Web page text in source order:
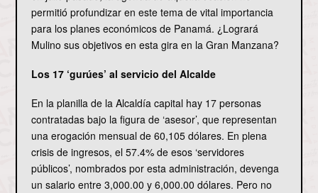
permitió profundizar en este tema de vital importancia
para los planes económicos de Panamá. ¿Logrará
Mulino sus objetivos en esta gira en la Gran Manzana?
Los 17 ‘gurúes’ al servicio del Alcalde
En la planilla de la Alcaldía capital hay 17 personas
contratadas bajo la figura de ‘asesor’, que representan
una erogación mensual de 60,105 dólares. En plena
crisis de ingresos, el 57.4% de esos ‘servidores
públicos’, nombrados por esta administración, devenga
un salario entre 3,000.00 y 6,000.00 dólares. Pero no